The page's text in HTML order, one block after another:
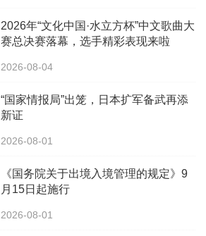
2026年“文化中国·水立方杯”中文歌曲大
赛总决赛落幕，选手精彩表现来啦
2026-08-04
“国家情报局”出笼，日本扩军备武再添
新证
2026-08-01
《国务院关于出境入境管理的规定》9
月15日起施行
2026-08-01